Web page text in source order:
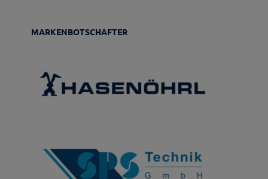
MARKENBOTSCHAFTER